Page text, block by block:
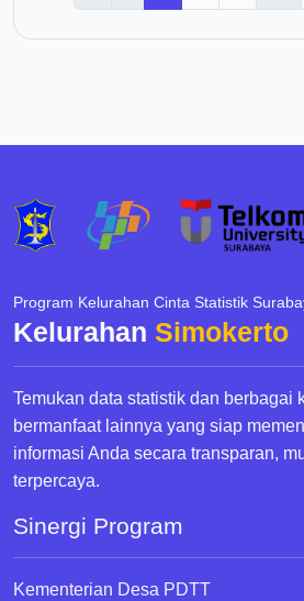
Program Kelurahan Cinta Statistik
Kelurahan Simokerto
Temukan data statistik dan berbagai
bermanfaat lainnya yang siap
informasi Anda secara transparan,
terpercaya.
Sinergi Program
Kementerian Desa PDTT